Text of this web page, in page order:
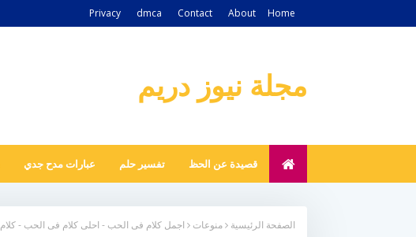
Home
About
Contact
dmca
Privacy
مجلة نيوز دريم
قصيدة عن الحظ تفسير حلم عبارات مدح جدي
الصفحة الرئيسية منوعات اجمل كلام فى الحب - احلى كلام فى الحب -